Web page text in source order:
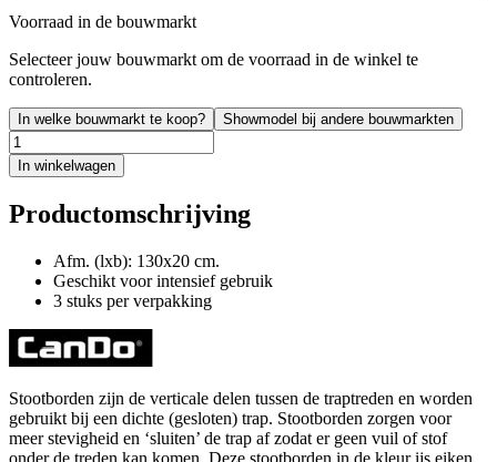
Voorraad in de bouwmarkt
Selecteer jouw bouwmarkt om de voorraad in de winkel te
controleren.
In welke bouwmarkt te koop? Showmodel bij andere bouwmarkten
In winkelwagen
Productomschrijving
Afm. (lxb): 130x20 cm.
Geschikt voor intensief gebruik
3 stuks per verpakking
Stootborden zijn de verticale delen tussen de traptreden en worden
gebruikt bij een dichte (gesloten) trap. Stootborden zorgen voor
meer stevigheid en ‘sluiten’ de trap af zodat er geen vuil of stof
onder de treden kan komen. Deze stootborden in de kleur ijs eiken